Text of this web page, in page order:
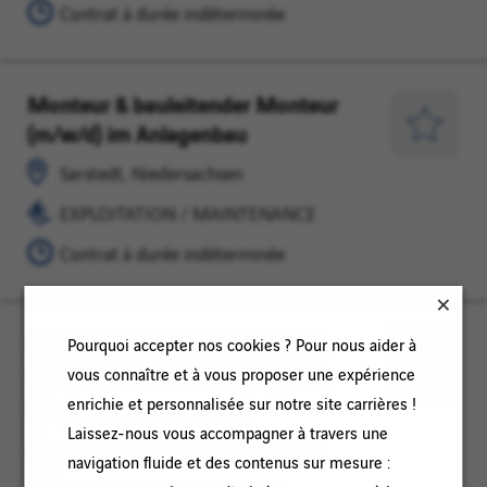
Pourquoi accepter nos cookies ? Pour nous aider à
vous connaître et à vous proposer une expérience
enrichie et personnalisée sur notre site carrières !
Laissez-nous vous accompagner à travers une
navigation fluide et des contenus sur mesure :
Contrat à durée indéterminée
Monteur & bauleitender Monteur
(m/w/d) im Anlagenbau
Sarstedt, Niedersachsen
Sarstedt,
Niedersachsen
EXPLOITATION / MAINTENANCE
EXPLOITATION
/
MAINTENANCE
Contrat à durée indéterminée
Servicemechaniker (m/w/d) von
Pumpen- und Dieselaggregaten
Sarstedt, Niedersachsen
Sarstedt,
Niedersachsen
EXPLOITATION / MAINTENANCE
EXPLOITATION
MAINTENANCE